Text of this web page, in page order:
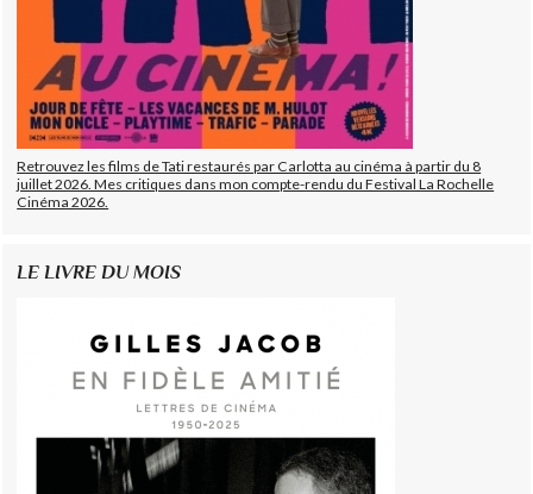
Retrouvez les films de Tati restaurés par Carlotta au cinéma à partir du 8
juillet 2026. Mes critiques dans mon compte-rendu du Festival La Rochelle
Cinéma 2026.
LE LIVRE DU MOIS